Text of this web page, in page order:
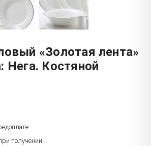
«Золотая лента»
Нега. Костяной
получении